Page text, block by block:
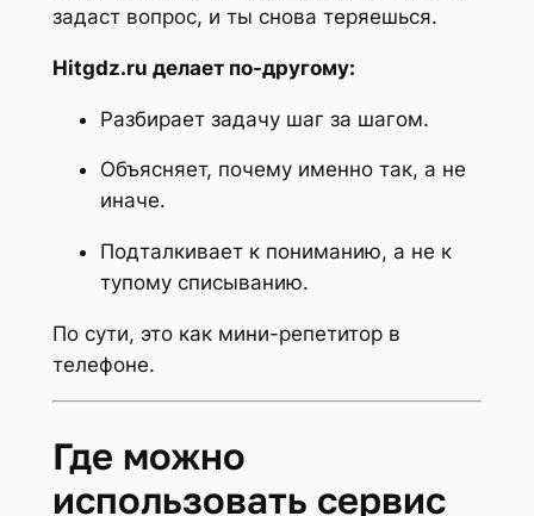
задаст вопрос, и ты снова теряешься.
Hitgdz.ru делает по-другому:
Разбирает задачу шаг за шагом.
Объясняет, почему именно так, а не
иначе.
Подталкивает к пониманию, а не к
тупому списыванию.
По сути, это как мини-репетитор в
телефоне.
Где можно
использовать сервис